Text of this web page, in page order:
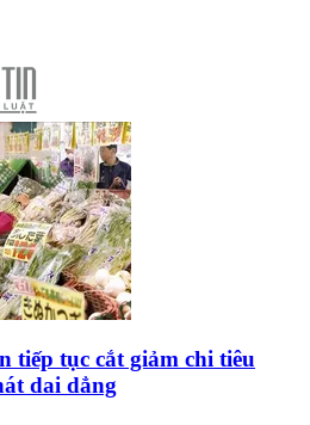
tiếp tục cắt giảm chi tiêu
dai dẳng